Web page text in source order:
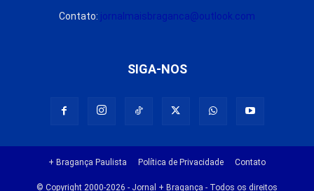
Contato: jornalmaisbraganca@outlook.com
SIGA-NOS
+ Bragança Paulista Política de Privacidade Contato
© Copyright 2000-2026 - Jornal + Bragança - Todos os direitos